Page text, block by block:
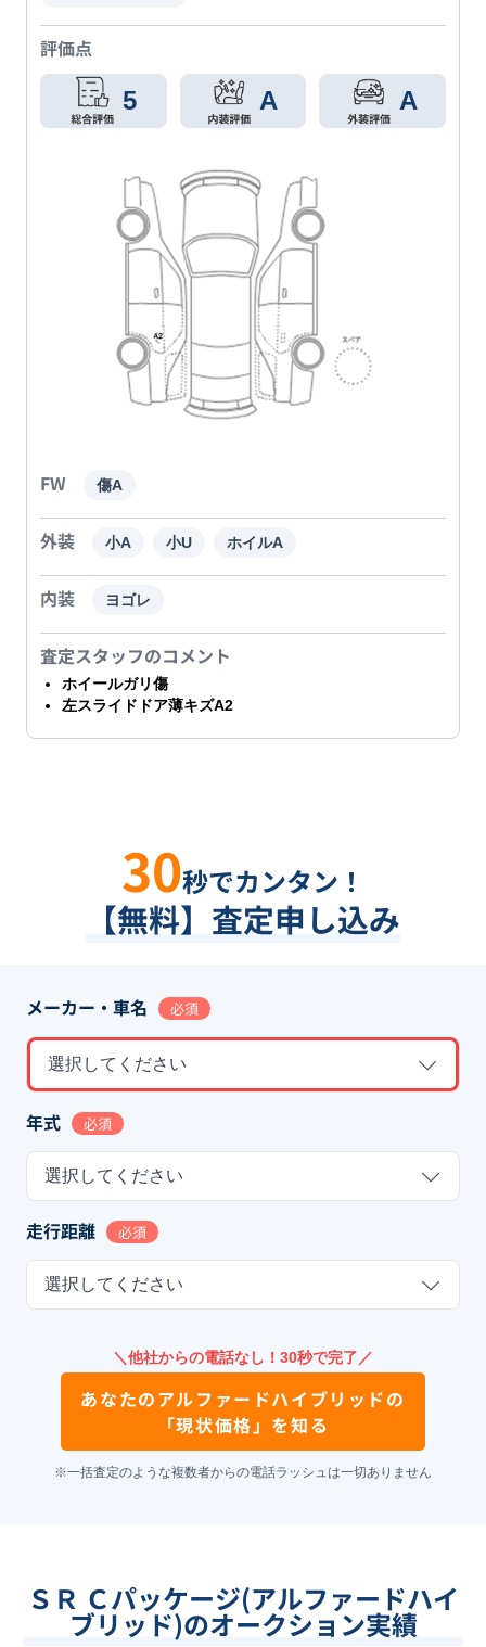
評価点
5 A A
FW 傷A
外装 小A 小U ホイルA
内装 ヨゴレ
査定スタッフのコメント
ホイールガリ傷
左スライドドア薄キズA2
30秒でカンタン！
【無料】査定申し込み
メーカー・車名 必須
選択してください
年式 必須
選択してください
走行距離 必須
選択してください
＼他社からの電話なし！30秒で完了／
あなたのアルファードハイブリッドの
「現状価格」を知る
※一括査定のような複数者からの電話ラッシュは一切ありません
ＳＲ Ｃパッケージ(アルファードハイ
ブリッド)のオークション実績